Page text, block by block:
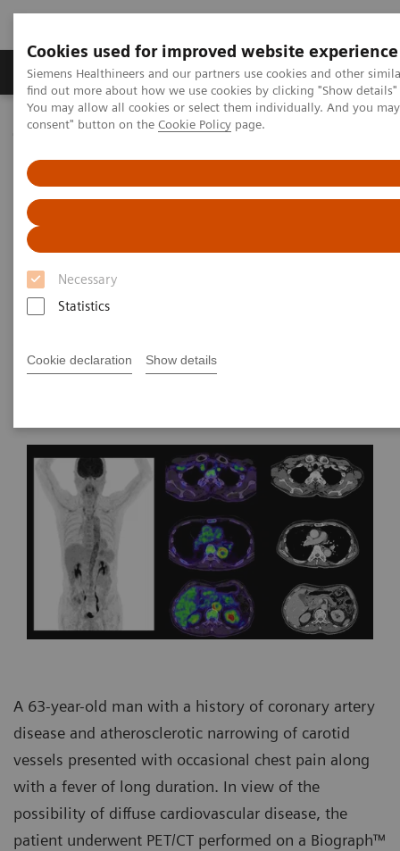
Cookies used for improved website experience
Siemens Healthineers and our partners use cookies and other
find out more about how we use cookies by clicking "Show
You may allow all cookies or select them individually. And you
consent" button on the Cookie Policy page.
Necessary
Statistics
Cookie declaration Show details
Продукція та сервіси Клінічні галузі
Домашня
Медична візуалізація
PET/CT Detection of Temporal Arteritis
PET/CT Detection of Temporal
Arteritis
Data courtesy of Keio University
A 63-year-old man with a history of coronary artery
disease and atherosclerotic narrowing of carotid
vessels presented with occasional chest pain along
with a fever of long duration. In view of the
possibility of diffuse cardiovascular disease, the
patient underwent PET/CT performed on a Biograph™